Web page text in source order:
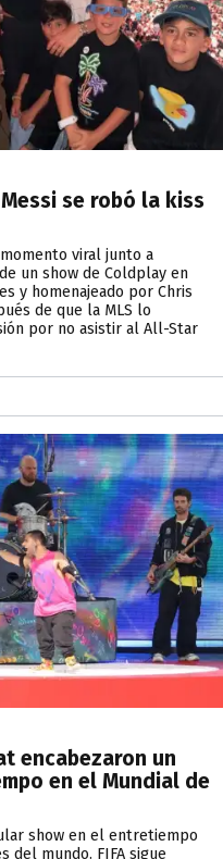
se robó la kiss
viral junto a
un show de Coldplay en
y homenajeado por Chris
de que la MLS lo
por no asistir al All-Star
encabezaron un
en el Mundial de
show en el entretiempo
del mundo. FIFA sigue